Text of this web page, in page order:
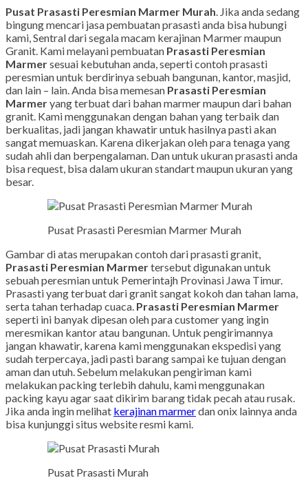
Pusat Prasasti Peresmian Marmer Murah. Jika anda sedang
bingung mencari jasa pembuatan prasasti anda bisa hubungi
kami, Sentral dari segala macam kerajinan Marmer maupun
Granit. Kami melayani pembuatan Prasasti Peresmian
Marmersesuai kebutuhan anda, seperti contoh prasasti
peresmian untuk berdirinya sebuah bangunan, kantor, masjid,
dan lain – lain. Anda bisa memesan Prasasti Peresmian
Marmeryang terbuat dari bahan marmer maupun dari bahan
granit. Kami menggunakan dengan bahan yang terbaik dan
berkualitas, jadi jangan khawatir untuk hasilnya pasti akan
sangat memuaskan. Karena dikerjakan oleh para tenaga yang
sudah ahli dan berpengalaman. Dan untuk ukuran prasasti anda
bisa request, bisa dalam ukuran standart maupun ukuran yang
besar.
Pusat Prasasti Peresmian Marmer Murah
Gambar di atas merupakan contoh dari prasasti granit,
Prasasti Peresmian Marmertersebut digunakan untuk
sebuah peresmian untuk Pemerintajh Provinasi Jawa Timur.
Prasasti yang terbuat dari granit sangat kokoh dan tahan lama,
serta tahan terhadap cuaca. Prasasti Peresmian Marmer
seperti ini banyak dipesan oleh para customer yang ingin
meresmikan kantor atau bangunan. Untuk pengirimannya
jangan khawatir, karena kami menggunakan ekspedisi yang
sudah terpercaya, jadi pasti barang sampai ke tujuan dengan
aman dan utuh. Sebelum melakukan pengiriman kami
melakukan packing terlebih dahulu, kami menggunakan
packing kayu agar saat dikirim barang tidak pecah atau rusak.
Jika anda ingin melihat kerajinan marmerdan onix lainnya anda
bisa kunjunggi situs website resmi kami.
Pusat Prasasti Murah